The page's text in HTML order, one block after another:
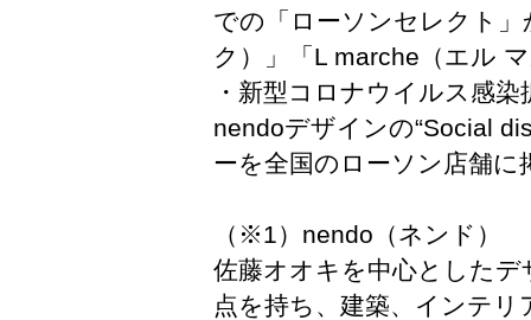
での「ローソンセレクト
ク）」「L marche（エル
・ 新型コロナウイルス感染
nendoデザインの“Social
ーを全国のローソン店舗に
（※1）nendo（ネンド）
佐藤オオキを中心とした
点を持ち、建築、インテ